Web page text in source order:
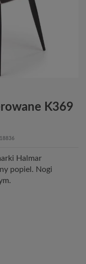
K369
Halmar
popiel. Nogi